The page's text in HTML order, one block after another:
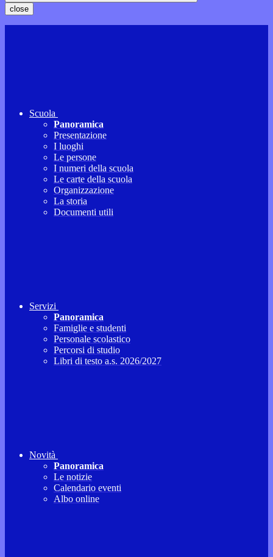
close
Scuola
Panoramica
Presentazione
I luoghi
Le persone
I numeri della scuola
Le carte della scuola
Organizzazione
La storia
Documenti utili
Servizi
Panoramica
Famiglie e studenti
Personale scolastico
Percorsi di studio
Libri di testo a.s. 2026/2027
Novità
Panoramica
Le notizie
Calendario eventi
Albo online